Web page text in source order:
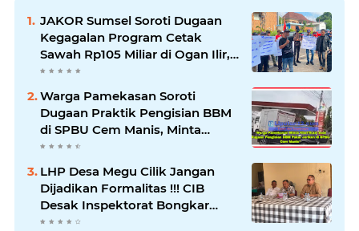
JAKOR Sumsel Soroti Dugaan
Kegagalan Program Cetak
Sawah Rp105 Miliar di Ogan Ilir,
Desak Kadis Pertanian Mundur
Warga Pamekasan Soroti
Dugaan Praktik Pengisian BBM
di SPBU Cem Manis, Minta
Klarifikasi dan Pengawasan
LHP Desa Megu Cilik Jangan
Dijadikan Formalitas !!! CIB
Desak Inspektorat Bongkar
Seluruh Fakta dan Hentikan